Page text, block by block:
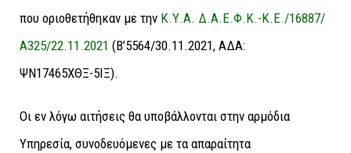
που οριοθετήθηκαν με την Κ.Υ.Α. Δ.Α.Ε.Φ.Κ.-Κ.Ε./16887/
Α325/22.11.2021 (Β’5564/30.11.2021, ΑΔΑ:
ΨΝ17465ΧΘΞ-5ΙΞ).
Οι εν λόγω αιτήσεις θα υποβάλλονται στην αρμόδια
Υπηρεσία, συνοδευόμενες με τα απαραίτητα